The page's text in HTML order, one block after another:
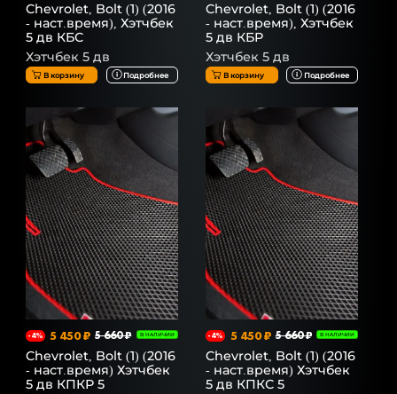
Chevrolet, Bolt (1) (2016
- наст.время), Хэтчбек
5 дв КБС
Хэтчбек 5 дв
В корзину Подробнее
Chevrolet, Bolt (1) (2016
- наст.время), Хэтчбек
5 дв КБР
Хэтчбек 5 дв
В корзину Подробнее
-4% 5 450 ₽ 5 660 ₽ В НАЛИЧИИ
Chevrolet, Bolt (1) (2016
- наст.время) Хэтчбек
5 дв КПКР 5
-4% 5 450 ₽ 5 660 ₽ В НАЛИЧИИ
Chevrolet, Bolt (1) (2016
- наст.время) Хэтчбек
5 дв КПКС 5